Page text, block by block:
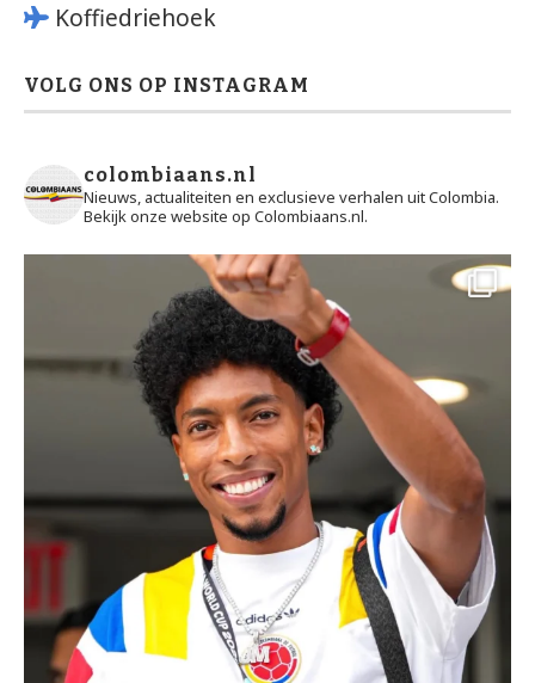
Koffiedriehoek
VOLG ONS OP INSTAGRAM
colombiaans.nl
Nieuws, actualiteiten en exclusieve verhalen uit Colombia.
Bekijk onze website op Colombiaans.nl.